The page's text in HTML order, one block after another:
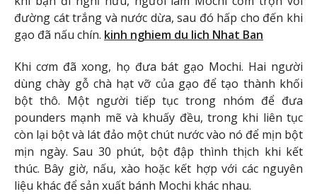
đường cát trắng và nước dừa, sau đó hấp cho đến khi
gạo đã nấu chín. kinh nghiem du lich Nhat Ban
Khi cơm đã xong, họ đưa bát gạo Mochi. Hai người
dùng chày gỗ chà hạt vỡ của gạo để tạo thành khối
bột thô. Một người tiếp tục trong nhóm để đưa
pounders mạnh mẽ và khuấy đều, trong khi liên tục
còn lại bột và lát đảo một chút nước vào nó để mịn bột
mịn ngày. Sau 30 phút, bột đập thình thịch khi kết
thúc. Bây giờ, nấu, xào hoặc kết hợp với các nguyên
liệu khác để sản xuất bánh Mochi khác nhau.